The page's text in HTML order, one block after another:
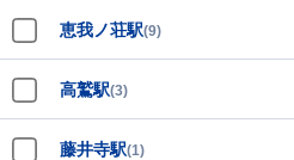
恵我ノ荘駅(9)
高鷲駅(3)
藤井寺駅(1)